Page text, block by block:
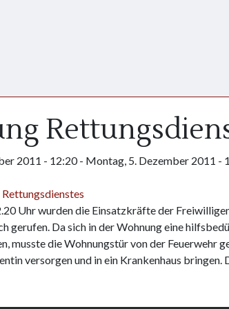
2011 - 12:20- Montag, 5. Dezember 2011 -
Uhr wurden die Einsatzkräfte der
gerufen. Da sich in der Wohnung eine
musste die Wohnungstür von der Feuerwehr
versorgen und in ein Krankenhaus bringen.